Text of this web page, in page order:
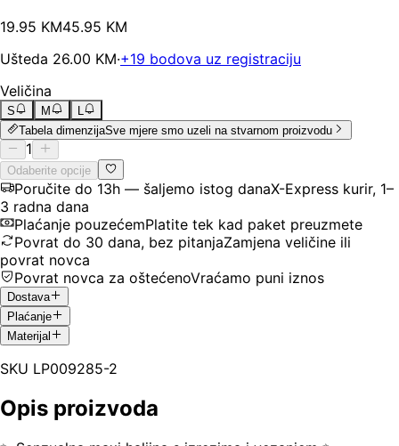
19.95 KM45.95 KM
Ušteda 26.00 KM·+19 bodova uz registraciju
Veličina
S M
L
Tabela dimenzijaSve mjere smo uzeli na stvarnom proizvodu
1
Odaberite opcije
Poručite do 13h — šaljemo istog danaX-Express kurir, 1–
3 radna dana
Plaćanje pouzećemPlatite tek kad paket preuzmete
Povrat do 30 dana, bez pitanjaZamjena veličine ili
povrat novca
Povrat novca za oštećenoVraćamo puni iznos
Dostava
Plaćanje
Materijal
SKU LP009285-2
Opis proizvoda